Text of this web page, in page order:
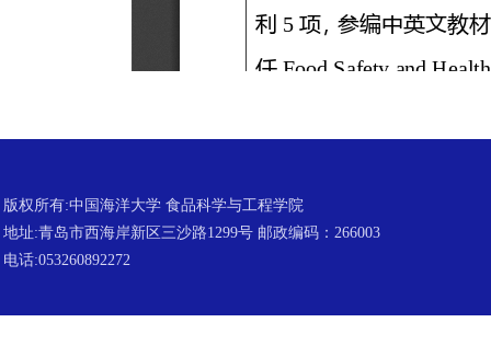
版权所有:中国海洋大学 食品科学与工程学院
地址:青岛市西海岸新区三沙路1299号 邮政编码：266003
电话:053260892272